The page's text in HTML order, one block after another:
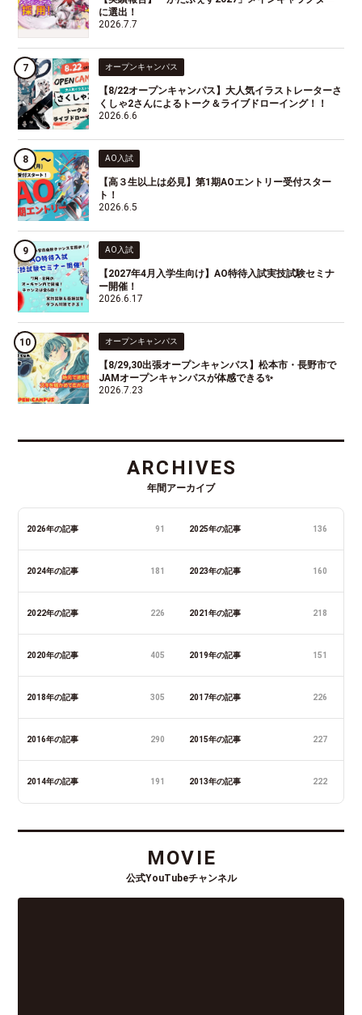
に選出！
2026.7.7
オープンキャンパス
【8/22オープンキャンパス】大人気イラストレーターさ
くしゃ2さんによるトーク＆ライブドローイング！！
2026.6.6
AO入試
【高３生以上は必見】第1期AOエントリー受付スター
ト！
2026.6.5
AO入試
【2027年4月入学生向け】AO特待入試実技試験セミナ
ー開催！
2026.6.17
オープンキャンパス
【8/29,30出張オープンキャンパス】松本市・長野市で
JAMオープンキャンパスが体感できる✨
2026.7.23
ARCHIVES
年間アーカイブ
2026年の記事 91 2025年の記事 136
2024年の記事 181 2023年の記事 160
2022年の記事 226 2021年の記事 218
2020年の記事 405 2019年の記事 151
2018年の記事 305 2017年の記事 226
2016年の記事 290 2015年の記事 227
2014年の記事 191 2013年の記事 222
MOVIE
公式YouTubeチャンネル